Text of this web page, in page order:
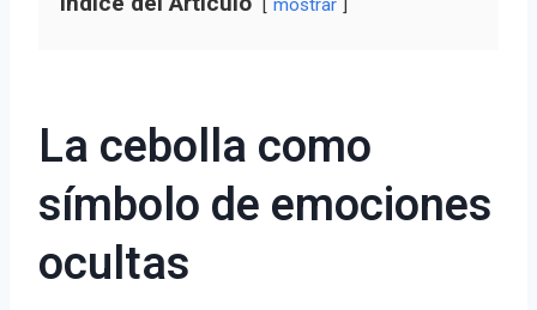
mostrar
La cebolla como
símbolo de emociones
ocultas